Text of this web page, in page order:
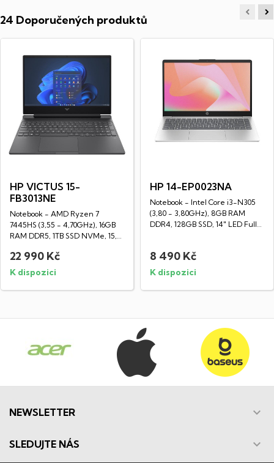
24 Doporučených produktů
HP VICTUS 15-
FB3013NE
Notebook - AMD Ryzen 7
7445HS (3,55 - 4,70GHz), 16GB
RAM DDR5, 1TB SSD NVMe, 15,6"
22 990 Kč
K dispozici
HP 14-EP0023NA
Notebook - Intel Core i3-N305
(3,80 - 3,80GHz), 8GB RAM
DDR4, 128GB SSD, 14" LED Full
8 490 Kč
K dispozici
NEWSLETTER 
SLEDUJTE NÁS 